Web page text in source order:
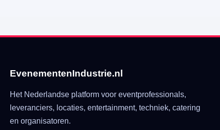
EvenementenIndustrie.nl
Het Nederlandse platform voor eventprofessionals,
leveranciers, locaties, entertainment, techniek, catering
en organisatoren.